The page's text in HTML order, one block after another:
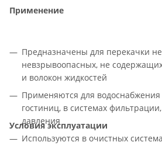
Применение
Предназначены для перекачки
невзрывоопасных, не
и волокон жидкостей
Применяются для
гостиниц, в системах
давления
Используются в очистных
Условия эксплуатации